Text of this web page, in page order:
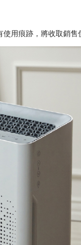
用痕跡，將收取銷售